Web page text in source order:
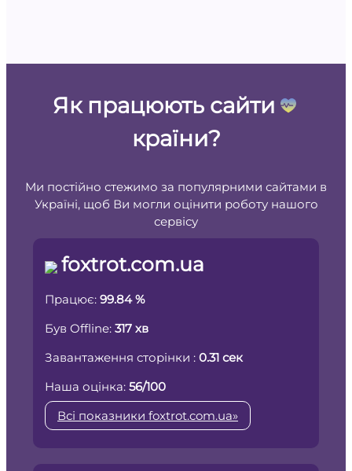
Як працюють сайти
країни?
Ми постійно стежимо за популярними сайтами в
Україні, щоб Ви могли оцінити роботу нашого
сервісу
foxtrot.com.ua
Працює: 99.84 %
Був Offline: 317 хв
Завантаження сторінки : 0.31 сек
Наша оцінка: 56/100
Всі показники foxtrot.com.ua»